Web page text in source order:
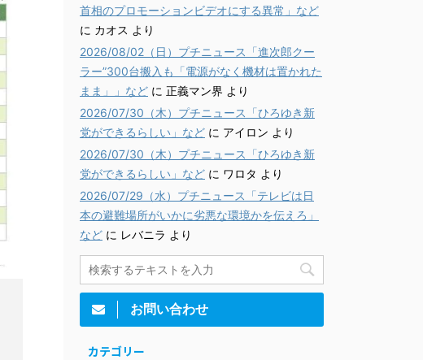
首相のプロモーションビデオにする異常」など
に カオス より
2026/08/02（日）プチニュース「進次郎クー
ラー”300台搬入も「電源がなく機材は置かれた
まま」」など に 正義マン界 より
2026/07/30（木）プチニュース「ひろゆき新
党ができるらしい」など に アイロン より
2026/07/30（木）プチニュース「ひろゆき新
党ができるらしい」など に ワロタ より
2026/07/29（水）プチニュース「テレビは日
本の避難場所がいかに劣悪な環境かを伝えろ」
など に レバニラ より
お問い合わせ
カテゴリー